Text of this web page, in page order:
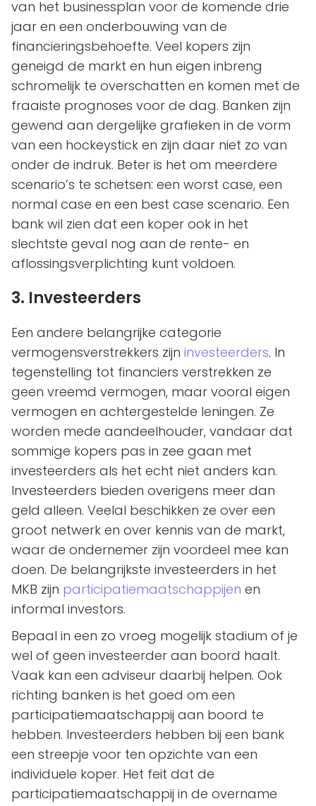
van het businessplan voor de komende drie
jaar en een onderbouwing van de
financieringsbehoefte. Veel kopers zijn
geneigd de markt en hun eigen inbreng
schromelijk te overschatten en komen met de
fraaiste prognoses voor de dag. Banken zijn
gewend aan dergelijke grafieken in de vorm
van een hockeystick en zijn daar niet zo van
onder de indruk. Beter is het om meerdere
scenario’s te schetsen: een worst case, een
normal case en een best case scenario. Een
bank wil zien dat een koper ook in het
slechtste geval nog aan de rente- en
aflossingsverplichting kunt voldoen.
3. Investeerders
Een andere belangrijke categorie
vermogensverstrekkers zijn investeerders. In
tegenstelling tot financiers verstrekken ze
geen vreemd vermogen, maar vooral eigen
vermogen en achtergestelde leningen. Ze
worden mede aandeelhouder, vandaar dat
sommige kopers pas in zee gaan met
investeerders als het echt niet anders kan.
Investeerders bieden overigens meer dan
geld alleen. Veelal beschikken ze over een
groot netwerk en over kennis van de markt,
waar de ondernemer zijn voordeel mee kan
doen. De belangrijkste investeerders in het
MKB zijn participatiemaatschappijen en
informal investors.
Bepaal in een zo vroeg mogelijk stadium of je
wel of geen investeerder aan boord haalt.
Vaak kan een adviseur daarbij helpen. Ook
richting banken is het goed om een
participatiemaatschappij aan boord te
hebben. Investeerders hebben bij een bank
een streepje voor ten opzichte van een
individuele koper. Het feit dat de
participatiemaatschappij in de overname